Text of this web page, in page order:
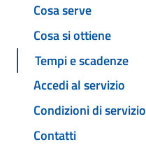
Cosa serve
Cosa si ottiene
Tempi e scadenze
Accedi al servizio
Condizioni di servizio
Contatti